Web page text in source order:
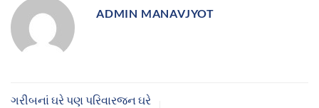
ADMIN MANAVJYOT
ગરીબનાં ઘરે પણ પરિવારજન ઘરે